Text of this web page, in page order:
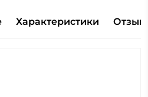
Характеристики